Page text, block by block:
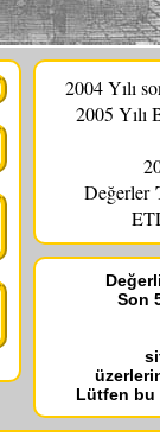
2004 Yılı
2005 Yılı
Değerler
Son
Lütfen bu